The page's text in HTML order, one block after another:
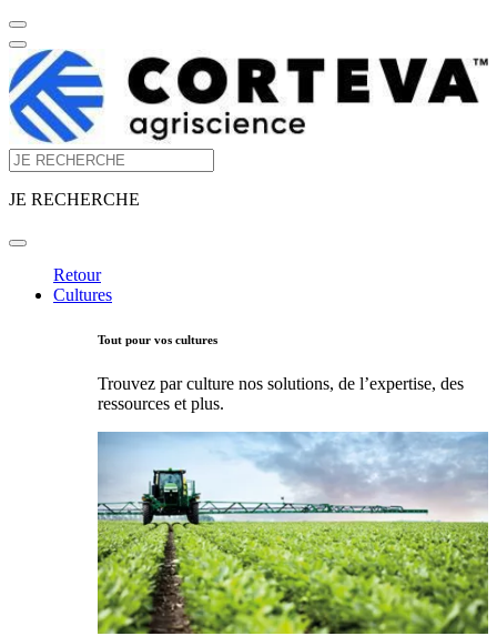
JE RECHERCHE
Retour
Cultures
Tout pour vos cultures
Trouvez par culture nos solutions, de l’expertise, des
ressources et plus.